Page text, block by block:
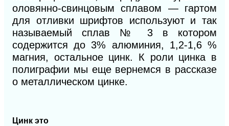
оловянно-свинцовым сплавом — гартом
для отливки шрифтов используют и так
называемый сплав № 3 в котором
содержится до 3% алюминия, 1,2-1,6 %
магния, остальное цинк. К роли цинка в
полиграфии мы еще вернемся в рассказе
о металлическом цинке.
Цинк это